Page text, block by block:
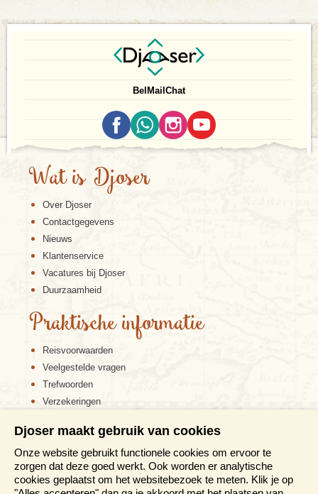
Bel Mail Chat
Wat is Djoser
Over Djoser
Contactgegevens
Nieuws
Klantenservice
Vacatures bij Djoser
Duurzaamheid
Praktische informatie
Reisvoorwaarden
Veelgestelde vragen
Trefwoorden
Verzekeringen
Disclaimer
Cookiebeleid
Privacy verklaring
Reis en boek met Djoser zekerheid
Djoser maakt gebruik van cookies
Onze website gebruikt functionele cookies om ervoor te
zorgen dat deze goed werkt. Ook worden er analytische
cookies geplaatst om het websitebezoek te meten. Klik je op